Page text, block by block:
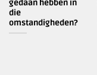
gedaan hebben in
die
omstandigheden?